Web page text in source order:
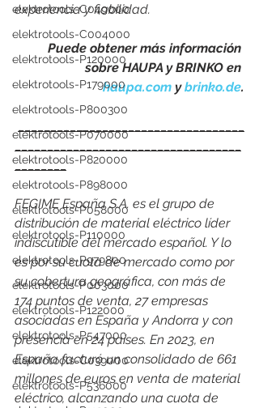
elektrotools-C049000
elektrotools-C004000
elektrotools-P120000
elektrotools-P179000
elektrotools-P800300
elektrotools-P070000
elektrotools-P820000
elektrotools-P898000
elektrotools-P058000
elektrotools-P110000
elektrotools-P979800
elektrotools-P003000
elektrotools-P122000
elektrotools-P547000
elektrotools-C039000
elektrotools-P536000
experiencia y fiabilidad.
Puede obtener más información
sobre HAUPA y BRINKO en
haupa.com y brinko.de.
___________________________________
___________________________________
________
FEGIME España S.A. es el grupo de
distribución de material eléctrico líder
indiscutible del mercado español. Y lo
es por su cuota de mercado como por
su cobertura geográfica, con más de
174 puntos de venta, 27 empresas
asociadas en España y Andorra y con
presencia en 24 países. En 2023, en
España facturó un consolidado de 661
millones de euros en venta de material
eléctrico, alcanzando una cuota de